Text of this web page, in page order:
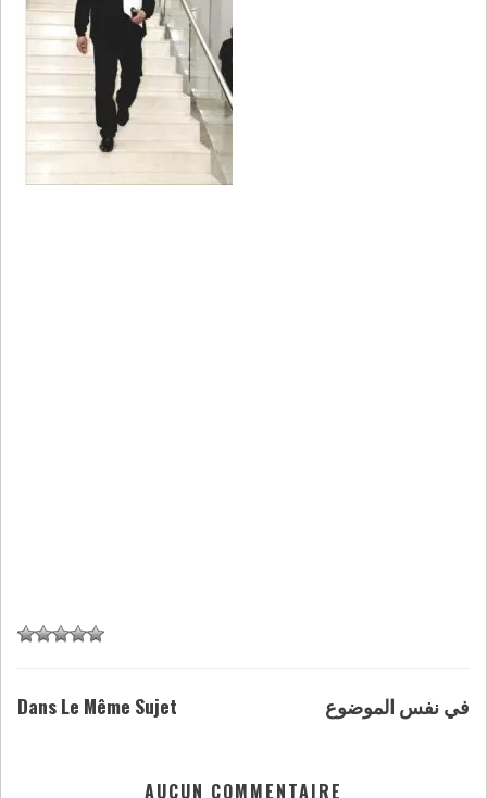
Dans Le Même Sujet في نفس الموضوع
AUCUN COMMENTAIRE